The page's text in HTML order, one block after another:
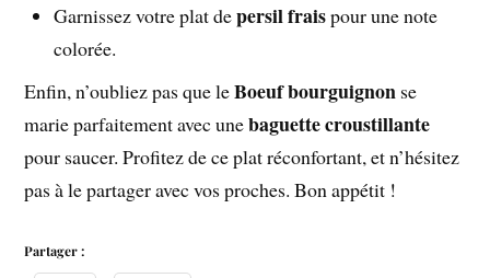
Garnissez votre plat depersil fraispour une note
colorée.
Enfin, n’oubliez pas que leBoeuf bourguignon se
marie parfaitement avec unebaguette croustillante
pour saucer. Profitez de ce plat réconfortant, et n’hésitez
pas à le partager avec vos proches. Bon appétit !
Partager :